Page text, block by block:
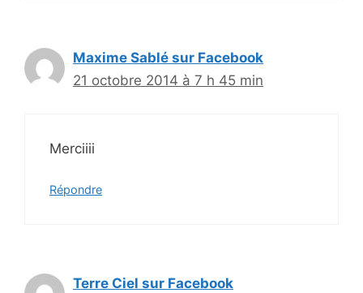
Maxime Sablé sur Facebook
21 octobre 2014 à 7 h 45 min
Merciiii
Répondre
Terre Ciel sur Facebook